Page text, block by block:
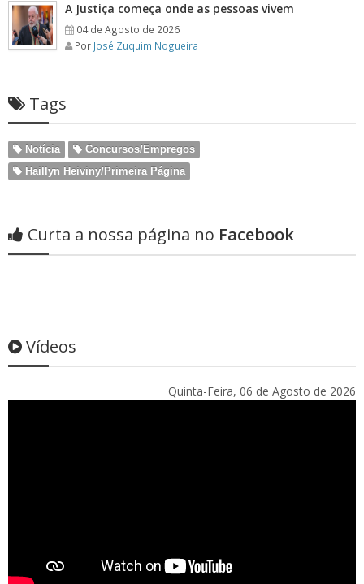
A Justiça começa onde as pessoas vivem
04 de Agosto de 2026
Por José Zuquim Nogueira
Tags
Notícia
Concursos/Empregos
Haillyn Heiviny/Primeira Página
Curta a nossa página no Facebook
Vídeos
Quinta-Feira, 06 de Agosto de 2026